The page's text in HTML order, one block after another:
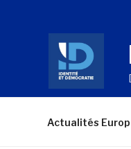
Actualités